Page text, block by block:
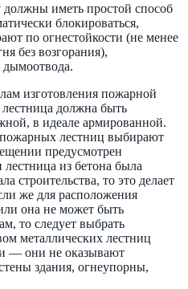
иметь простой способ
блокироваться,
по огнестойкости (не менее
без возгорания),
дымоотвода.
изготовления пожарной
должна быть
в идеале армированной.
лестниц выбирают
предусмотрен
из бетона была
строительства, то это делает
же для расположения
она не может быть
то следует выбрать
металлических лестниц
— они не оказывают
здания, огнеупорны,